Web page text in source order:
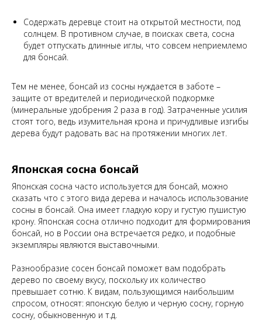
Содержать деревце стоит на открытой местности, под
солнцем. В противном случае, в поисках света, сосна
будет отпускать длинные иглы, что совсем неприемлемо
для бонсай.
Тем не менее, бонсай из сосны нуждается в заботе –
защите от вредителей и периодической подкормке
(минеральные удобрения 2 раза в год). Затраченные усилия
стоят того, ведь изумительная крона и причудливые изгибы
дерева будут радовать вас на протяжении многих лет.
Японская сосна бонсай
Японская сосна часто используется для бонсай, можно
сказать что с этого вида дерева и началось использование
сосны в бонсай. Она имеет гладкую кору и густую пушистую
крону. Японская сосна отлично подходит для формирования
бонсай, но в России она встречается редко, и подобные
экземпляры являются выставочными.
Разнообразие сосен бонсай поможет вам подобрать
дерево по своему вкусу, поскольку их количество
превышает сотню. К видам, пользующимся наибольшим
спросом, относят: японскую белую и черную сосну, горную
сосну, обыкновенную и т.д.